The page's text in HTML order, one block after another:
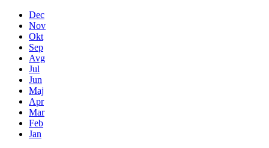
Dec
Nov
Okt
Sep
Avg
Jul
Jun
Maj
Apr
Mar
Feb
Jan